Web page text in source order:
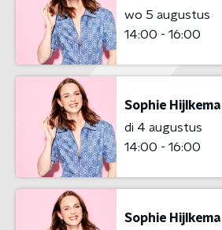
wo 5 augustus
14:00 - 16:00
Sophie Hijlkema
di 4 augustus
14:00 - 16:00
Sophie Hijlkema